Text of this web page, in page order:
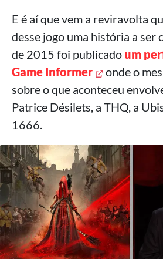
E é aí que vem a reviravolta
desse jogo uma história a ser
de 2015 foi publicado um
Game Informer
onde o
sobre o que aconteceu
Patrice Désilets, a THQ, a
1666.